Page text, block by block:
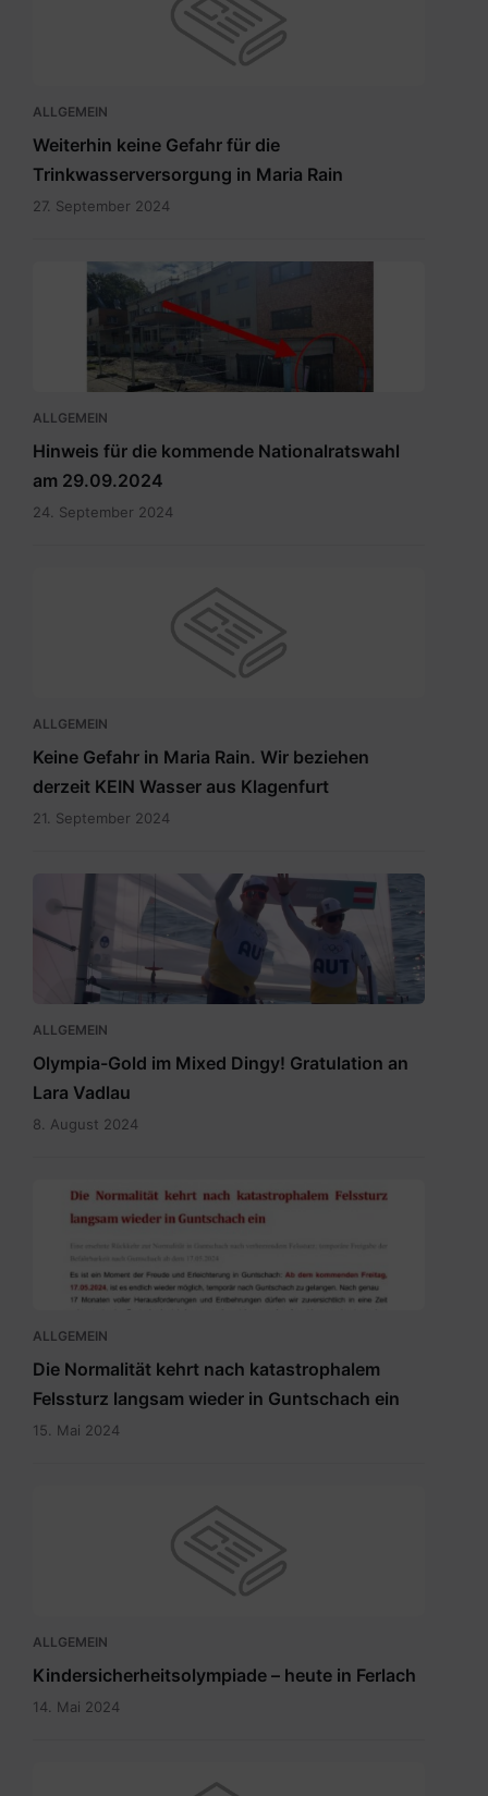
ALLGEMEIN
Weiterhin keine Gefahr für die
Trinkwasserversorgung in Maria Rain
27. September 2024
Eingang
Wahllokal.pdf
ALLGEMEIN
Hinweis für die kommende Nationalratswahl
am 29.09.2024
24. September 2024
ALLGEMEIN
Keine Gefahr in Maria Rain. Wir beziehen
derzeit KEIN Wasser aus Klagenfurt
21. September 2024
Siegerpose.png
ALLGEMEIN
Olympia-Gold im Mixed Dingy! Gratulation an
Lara Vadlau
8. August 2024
20240515
Newsletter
Befahrbarkeit
15.5.2024.pdf
ALLGEMEIN
Die Normalität kehrt nach katastrophalem
Felssturz langsam wieder in Guntschach ein
15. Mai 2024
ALLGEMEIN
Kindersicherheitsolympiade – heute in Ferlach
14. Mai 2024